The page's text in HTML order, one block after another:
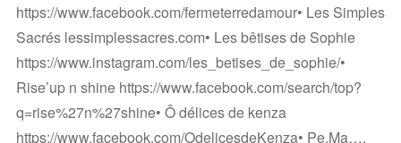
https://www.facebook.com/fermeterredamour• Les Simples
Sacrés lessimplessacres.com• Les bêtises de Sophie
https://www.instagram.com/les_betises_de_sophie/•
Rise’up n shine https://www.facebook.com/search/top?
q=rise%27n%27shine• Ô délices de kenza
https://www.facebook.com/OdelicesdeKenza• Pe.Ma….